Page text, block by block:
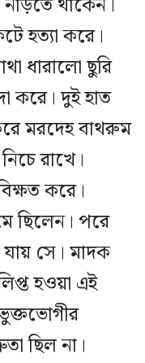
হত্যা করে।
ধারালো ছুরি
করে। দুই হাত
মরদেহ বাথরুম
রাখে।
করে।
ছিলেন। পরে
যায় সে। মাদক
হওয়া এই
ছিল না।